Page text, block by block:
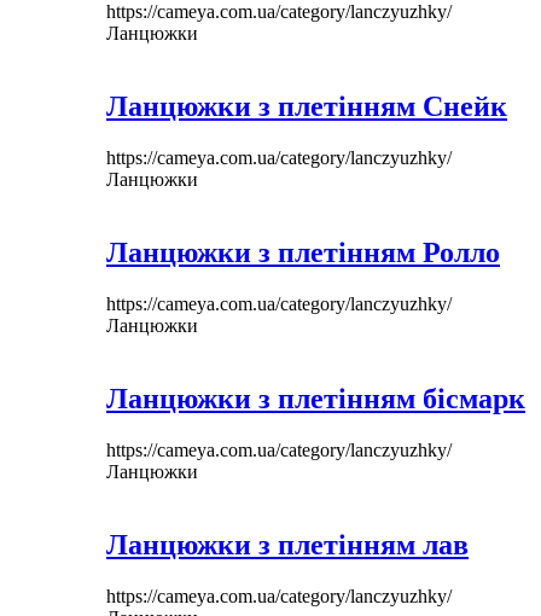
https://cameya.com.ua/category/lanczyuzhky/
Ланцюжки
Ланцюжки з плетінням Снейк
https://cameya.com.ua/category/lanczyuzhky/
Ланцюжки
Ланцюжки з плетінням Ролло
https://cameya.com.ua/category/lanczyuzhky/
Ланцюжки
Ланцюжки з плетінням бісмарк
https://cameya.com.ua/category/lanczyuzhky/
Ланцюжки
Ланцюжки з плетінням лав
https://cameya.com.ua/category/lanczyuzhky/